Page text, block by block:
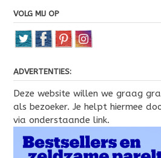
VOLG MIJ OP
ADVERTENTIES:
Deze website willen we graag
als bezoeker. Je helpt hiermee
via onderstaande link.